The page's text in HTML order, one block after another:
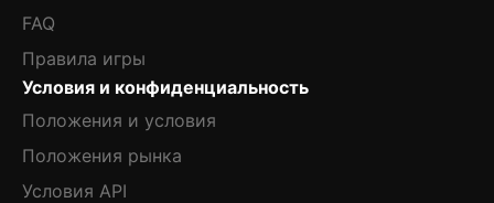
FAQ
Правила игры
Условия и конфиденциальность
Положения и условия
Положения рынка
Условия API